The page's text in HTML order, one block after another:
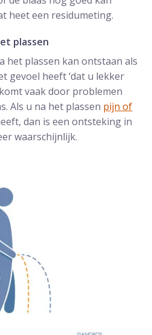
heet een residumeting.
plassen
het plassen kan ontstaan als
gevoel heeft ‘dat u lekker
vaak door problemen
Als u na het plassen pijn of
dan is een ontsteking in
waarschijnlijk.